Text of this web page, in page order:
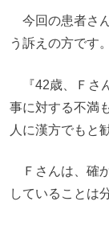
今回の患者さ
う訴えの方です。
『42歳、Ｆ
事に対する不満
人に漢方でもと
Ｆさんは、確
していることは